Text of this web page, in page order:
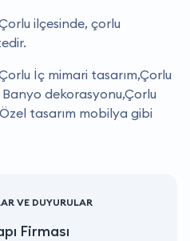
ilçesinde, çorlu
İç mimari tasarım,Çorlu
dekorasyonu,Çorlu
tasarım mobilya gibi
VE DUYURULAR
Firması